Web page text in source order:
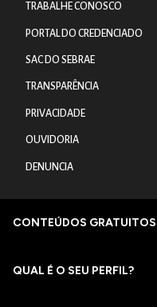
TRABALHE CONOSCO
PORTAL DO CREDENCIADO
SAC DO SEBRAE
TRANSPARÊNCIA
PRIVACIDADE
OUVIDORIA
DENUNCIA
CONTEÚDOS GRATUITOS
QUAL É O SEU PERFIL?